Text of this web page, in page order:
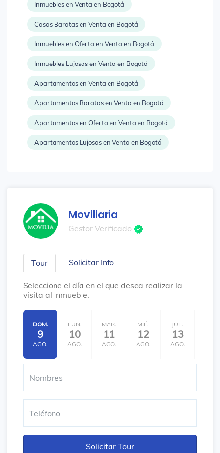
Inmuebles en Venta en Bogotá
Casas Baratas en Venta en Bogotá
Inmuebles en Oferta en Venta en Bogotá
Inmuebles Lujosas en Venta en Bogotá
Apartamentos en Venta en Bogotá
Apartamentos Baratas en Venta en Bogotá
Apartamentos en Oferta en Venta en Bogotá
Apartamentos Lujosas en Venta en Bogotá
Moviliaria
Gestor Verificado
Tour Solicitar Info
Seleccione el día en el que desea realizar la
visita al inmueble.
DOM.
9
AGO.
LUN.
10
AGO.
MAR.
11
AGO.
MIÉ.
12
AGO.
JUE.
13
AGO.